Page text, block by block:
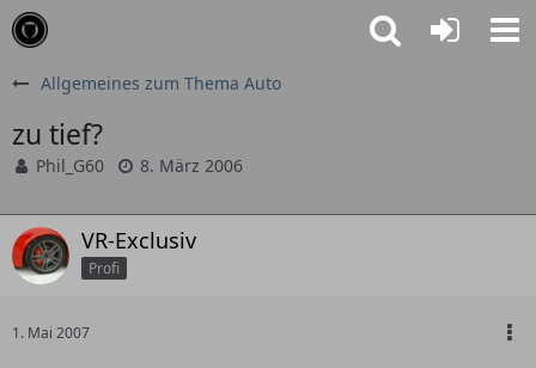
Allgemeines zum Thema Auto
zu tief?
Phil_G60 8. März 2006
VR-Exclusiv
Profi
1. Mai 2007